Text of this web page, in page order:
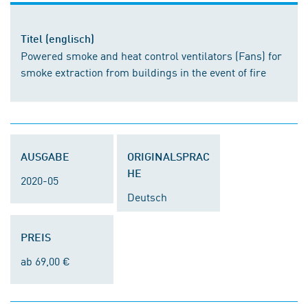
Titel (englisch)
Powered smoke and heat control ventilators (Fans) for
smoke extraction from buildings in the event of fire
AUSGABE
2020-05
ORIGINALSPRAC
HE
Deutsch
PREIS
ab 69,00 €